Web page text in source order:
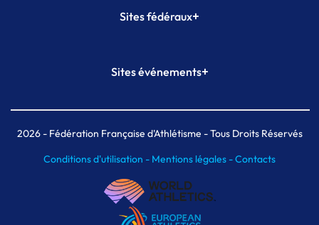
Sites fédéraux+
Plateforme Formation
Sites événements+
Meeting de Paris indoor
MAIF Ekiden de Paris
2026- Fédération Française d'Athlétisme - Tous Droits Réservés
Conditions d'utilisation - Mentions légales -Contacts